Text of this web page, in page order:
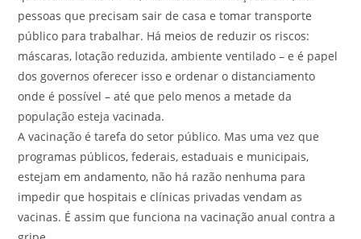
pessoas que precisam sair de casa e tomar transporte
público para trabalhar. Há meios de reduzir os riscos:
máscaras, lotação reduzida, ambiente ventilado – e é papel
dos governos oferecer isso e ordenar o distanciamento
onde é possível – até que pelo menos a metade da
população esteja vacinada.
A vacinação é tarefa do setor público. Mas uma vez que
programas públicos, federais, estaduais e municipais,
estejam em andamento, não há razão nenhuma para
impedir que hospitais e clínicas privadas vendam as
vacinas. É assim que funciona na vacinação anual contra a